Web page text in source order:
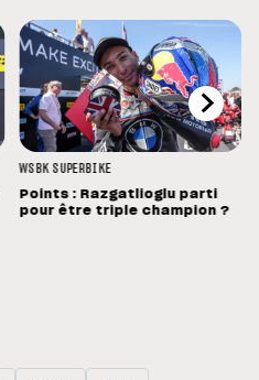
WSBK SUPERBIKE
Points : Razgatlioglu parti
pour être triple champion ?